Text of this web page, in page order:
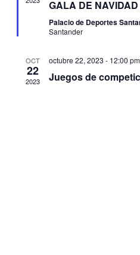
GALA DE
Palacio de Deportes
Santander
OCT
22
2023
octubre 22, 2023 - 12:00 pm
Juegos de